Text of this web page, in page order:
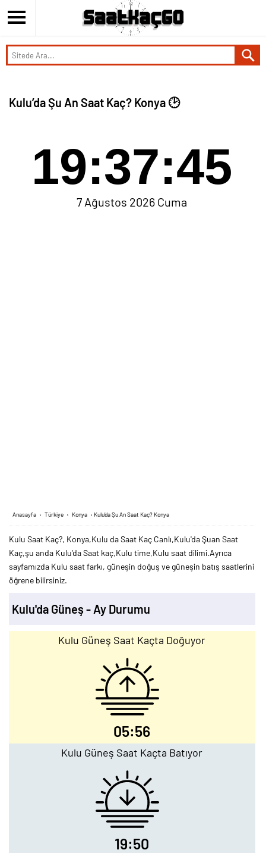
Kulu’da Şu An Saat Kaç? Konya 🕑
19:37:45
7 Ağustos 2026 Cuma
Anasayfa › Türkiye › Konya › Kulu’da Şu An Saat Kaç? Konya
Kulu Saat Kaç?, Konya,Kulu da Saat Kaç Canlı,Kulu'da Şuan Saat
Kaç,şu anda Kulu'da Saat kaç,Kulu time,Kulu saat dilimi.Ayrıca
sayfamızda Kulu saat farkı, güneşin doğuş ve güneşin batış saatlerini
öğrene bilirsiniz.
Kulu'da Güneş - Ay Durumu
Kulu Güneş Saat Kaçta Doğuyor
05:56
Kulu Güneş Saat Kaçta Batıyor
19:50